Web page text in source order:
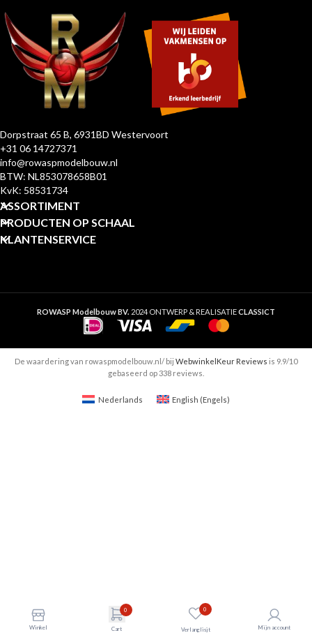
Dorpstraat 65 B, 6931BD Westervoort
+31 06 14727371
info@rowaspmodelbouw.nl
BTW: NL853078658B01
KvK: 58531734
ASSORTIMENT
PRODUCTEN OP SCHAAL
KLANTENSERVICE
ROWASP Modelbouw BV. 2024 ONTWERP & REALISATIECLASSICT
Winkel
0
Cart
0
Verlanglisjt Mijn account
De waardering van rowaspmodelbouw.nl/ bij WebwinkelKeur Reviews is 9.9/10
gebaseerd op 338 reviews.
Nederlands English (Engels)